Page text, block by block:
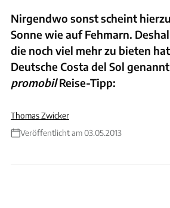
Nirgendwo sonst scheint
Sonne wie auf Fehmarn.
die noch viel mehr zu bieten
Deutsche Costa del Sol
promobilReise-Tipp:
Thomas Zwicker
Veröffentlicht am 03.05.2013
Foto: Silke Tokarski, Thomas Zwicker, Tourismus-
Thomas Nyfeler